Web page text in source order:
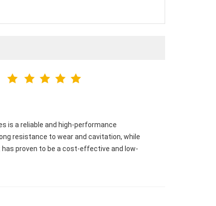
is a reliable and high-performance
resistance to wear and cavitation, while
proven to be a cost-effective and low-